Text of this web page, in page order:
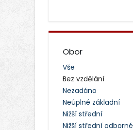
Obor
Vše
Bez vzdělání
Nezadáno
Neúplné základní
Nižší střední
Nižší střední odborné